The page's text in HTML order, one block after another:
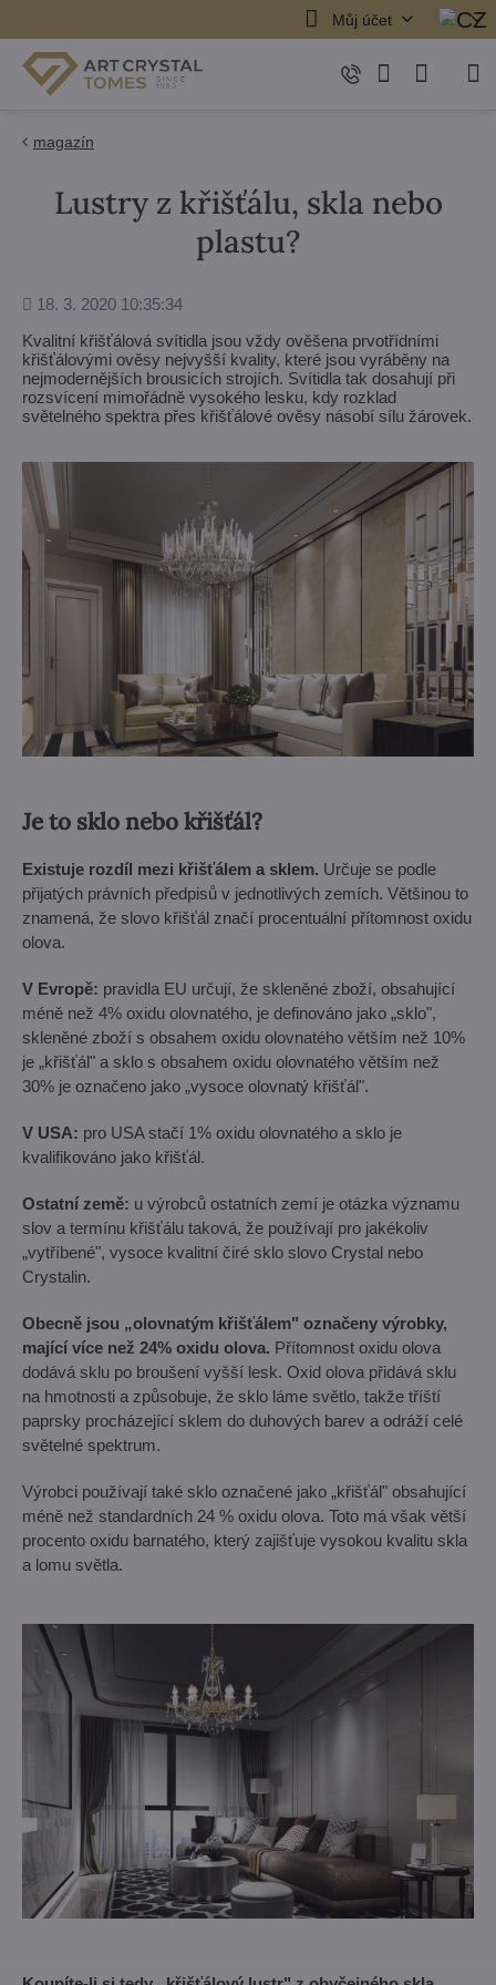
Můj účet
magazín
Lustry z křišťálu, skla nebo
plastu?
Přidáno
18. 3. 2020 10:35:34
Kvalitní křišťálová svítidla jsou vždy ověšena prvotřídními
křišťálovými ověsy nejvyšší kvality, které jsou vyráběny na
nejmodernějších brousicích strojích. Svítidla tak dosahují při
rozsvícení mimořádně vysokého lesku, kdy rozklad
světelného spektra přes křišťálové ověsy násobí sílu žárovek.
Je to sklo nebo křišťál?
Existuje rozdíl mezi křišťálem a sklem. Určuje se podle
přijatých právních předpisů v jednotlivých zemích. Většinou to
znamená, že slovo křišťál značí procentuální přítomnost oxidu
olova.
V Evropě: pravidla EU určují, že skleněné zboží, obsahující
méně než 4% oxidu olovnatého, je definováno jako „sklo",
skleněné zboží s obsahem oxidu olovnatého větším než 10%
je „křišťál" a sklo s obsahem oxidu olovnatého větším než
30% je označeno jako „vysoce olovnatý křišťál".
V USA: pro USA stačí 1% oxidu olovnatého a sklo je
kvalifikováno jako křišťál.
Ostatní země: u výrobců ostatních zemí je otázka významu
slov a termínu křišťálu taková, že používají pro jakékoliv
„vytříbené", vysoce kvalitní čiré sklo slovo Crystal nebo
Crystalin.
Obecně jsou „olovnatým křišťálem" označeny výrobky,
mající více než 24% oxidu olova. Přítomnost oxidu olova
dodává sklu po broušení vyšší lesk. Oxid olova přidává sklu
na hmotnosti a způsobuje, že sklo láme světlo, takže tříští
paprsky procházející sklem do duhových barev a odráží celé
světelné spektrum.
Výrobci používají také sklo označené jako „křišťál" obsahující
méně než standardních 24 % oxidu olova. Toto má však větší
procento oxidu barnatého, který zajišťuje vysokou kvalitu skla
a lomu světla.